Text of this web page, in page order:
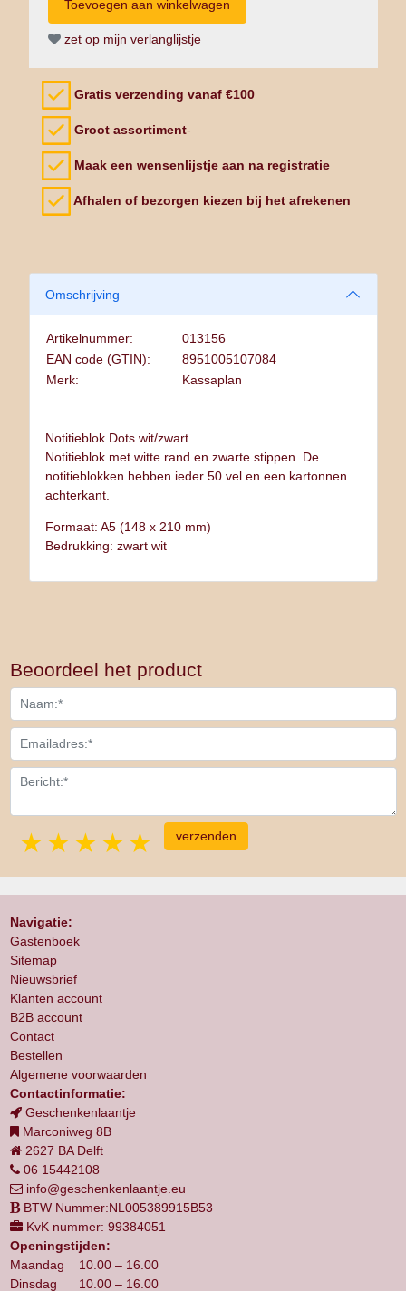
zet op mijn verlanglijstje
Gratis verzending vanaf €100
Groot assortiment-
Maak een wensenlijstje aan na registratie
Afhalen of bezorgen kiezen bij het afrekenen
Omschrijving
Artikelnummer:
013156
EAN code (GTIN):
8951005107084
Merk:
Kassaplan
Notitieblok Dots wit/zwart
Notitieblok met witte rand en zwarte stippen. De
notitieblokken hebben ieder 50 vel en een kartonnen
achterkant.
Formaat: A5 (148 x 210 mm)
Bedrukking: zwart wit
Beoordeel het product
5 stars
4 stars
3 stars
2 stars
1 star
Navigatie:
Gastenboek
Sitemap
Nieuwsbrief
Klanten account
B2B account
Contact
Bestellen
Algemene voorwaarden
Contactinformatie:
Geschenkenlaantje
Marconiweg 8B
2627 BA Delft
06 15442108
info@geschenkenlaantje.eu
BTW Nummer:NL005389915B53
KvK nummer: 99384051
Openingstijden:
Maandag 10.00 – 16.00
Dinsdag 10.00 – 16.00